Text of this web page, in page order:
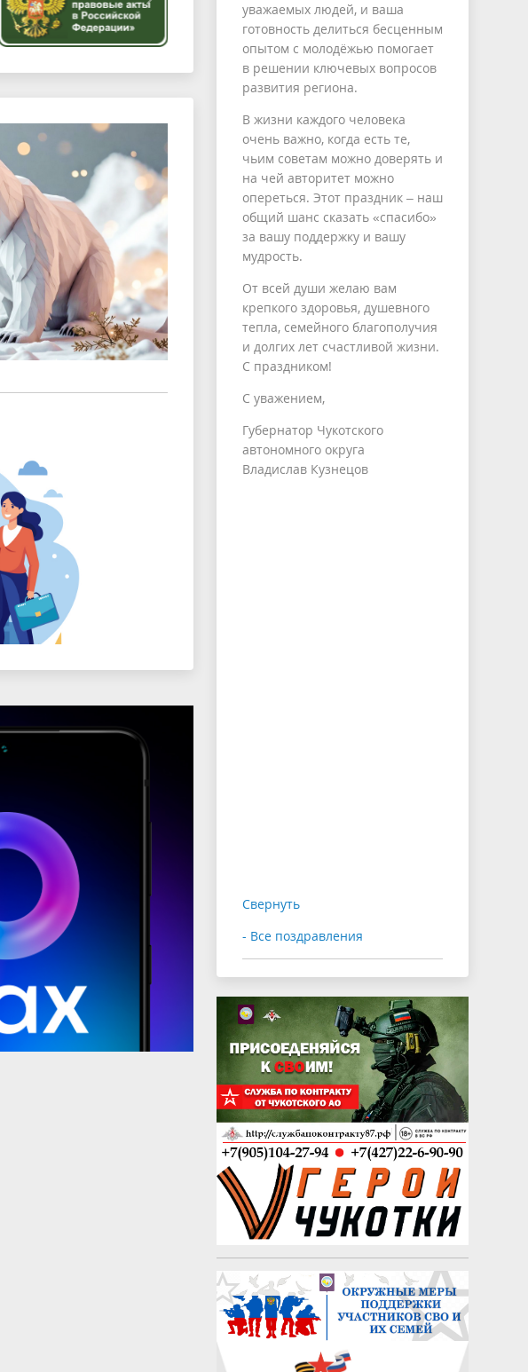
уважаемых людей, и ваша
готовность делиться бесценным
опытом с молодёжью помогает
в решении ключевых вопросов
развития региона.
В жизни каждого человека
очень важно, когда есть те,
чьим советам можно доверять и
на чей авторитет можно
опереться. Этот праздник – наш
общий шанс сказать «спасибо»
за вашу поддержку и вашу
мудрость.
От всей души желаю вам
крепкого здоровья, душевного
тепла, семейного благополучия
и долгих лет счастливой жизни.
С праздником!
С уважением,
Губернатор Чукотского
автономного округа
Владислав Кузнецов
Свернуть
- Все поздравления